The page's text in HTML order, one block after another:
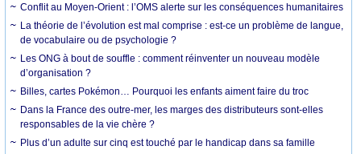
Conflit au Moyen-Orient : l’OMS alerte sur les conséquences humanitaires
La théorie de l’évolution est mal comprise : est-ce un problème de langue,
de vocabulaire ou de psychologie ?
Les ONG à bout de souffle : comment réinventer un nouveau modèle
d’organisation ?
Billes, cartes Pokémon… Pourquoi les enfants aiment faire du troc
Dans la France des outre-mer, les marges des distributeurs sont-elles
responsables de la vie chère ?
Plus d’un adulte sur cinq est touché par le handicap dans sa famille